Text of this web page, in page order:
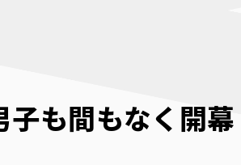
子も間もなく開